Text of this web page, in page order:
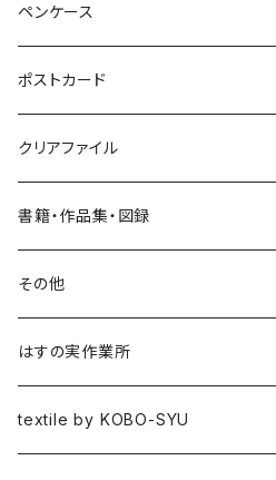
ブローチ
ペンケース
ポストカード
クリアファイル
書籍・作品集・図録
書籍
作品集
図録
その他
はすの実作業所
textile by KOBO-SYU